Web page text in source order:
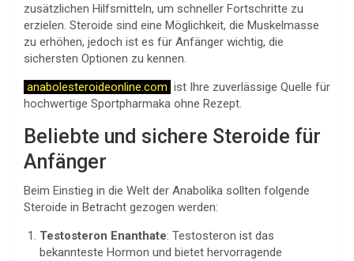
zusätzlichen Hilfsmitteln, um schneller Fortschritte zu
erzielen. Steroide sind eine Möglichkeit, die Muskelmasse
zu erhöhen, jedoch ist es für Anfänger wichtig, die
sichersten Optionen zu kennen.
anabolesteroideonline.com ist Ihre zuverlässige Quelle für
hochwertige Sportpharmaka ohne Rezept.
Beliebte und sichere Steroide für
Anfänger
Beim Einstieg in die Welt der Anabolika sollten folgende
Steroide in Betracht gezogen werden:
Testosteron Enanthate: Testosteron ist das
bekannteste Hormon und bietet hervorragende